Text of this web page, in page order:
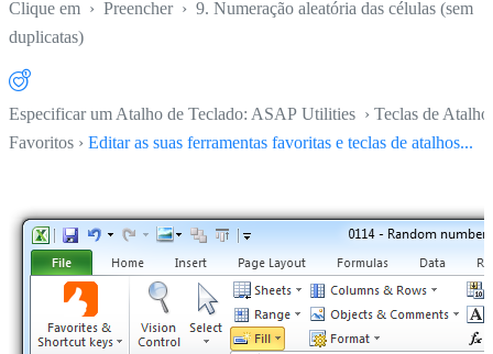
Clique em › Preencher› 9. Numeração aleatória das células (sem
duplicatas)
Especificar um Atalho de Teclado: ASAP Utilities › Teclas de Atalho
Favoritos › Editar as suas ferramentas favoritas e teclas de atalhos...